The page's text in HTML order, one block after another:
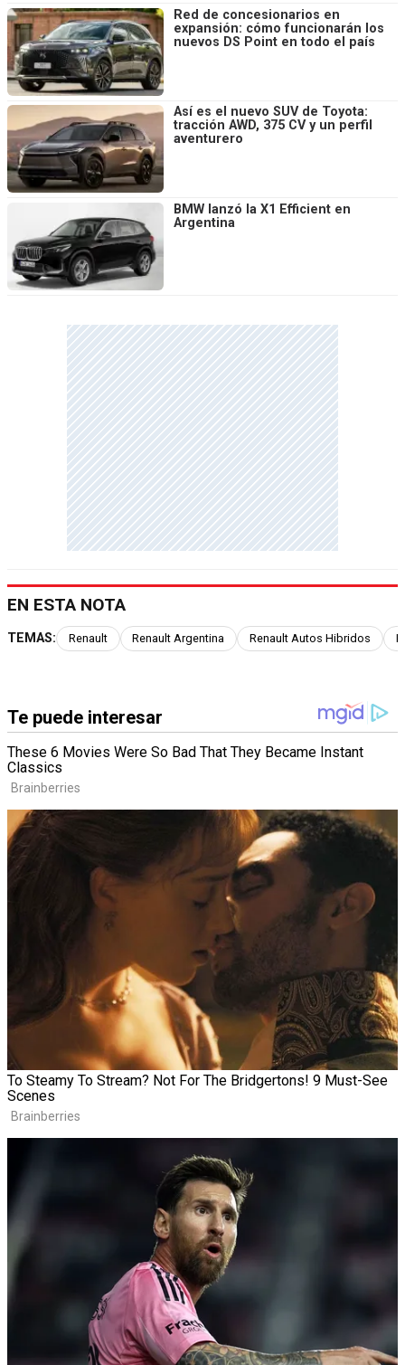
Red de concesionarios en
expansión: cómo funcionarán los
nuevos DS Point en todo el país
Así es el nuevo SUV de Toyota:
tracción AWD, 375 CV y un perfil
aventurero
BMW lanzó la X1 Efficient en
Argentina
EN ESTA NOTA
TEMAS: Renault Renault Argentina Renault Autos Hibridos